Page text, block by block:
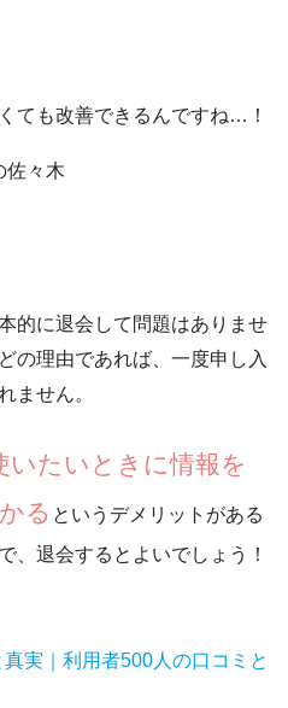
ても改善できるんですね…！
的に退会して問題はありませ
の理由であれば、一度申し入
ません。
いたいときに情報を
る というデメリットがある
、退会するとよいでしょう！
実｜利用者500人の口コミと